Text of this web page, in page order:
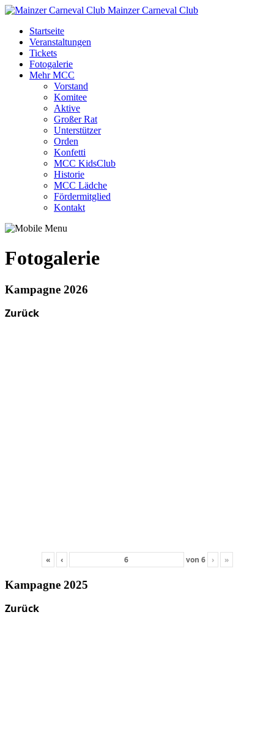
Mainzer Carneval Club
Startseite
Veranstaltungen
Tickets
Fotogalerie
Mehr MCC
Vorstand
Komitee
Aktive
Großer Rat
Unterstützer
Orden
Konfetti
MCC KidsClub
Historie
MCC Lädche
Fördermitglied
Kontakt
Fotogalerie
Kampagne 2026
Zurück
« ‹ von 6 › »
Kampagne 2025
Zurück